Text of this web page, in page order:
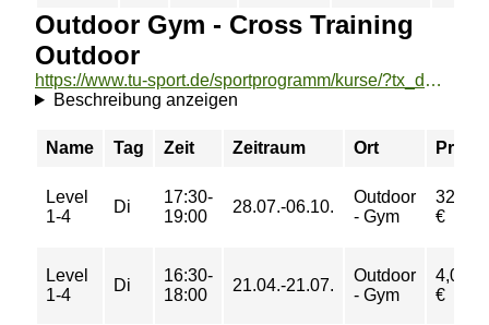
Outdoor Gym - Cross Training
Outdoor
https://www.tu-sport.de/sportprogramm/kurse/?tx_dwzeh_courses%5Baction%5D=show&tx_dwzeh_courses%5BsportsDescription%5D=1570&cHash=15b3be6dfad3a0bc6b11c879d441561a
Beschreibung anzeigen
Name Tag Zeit Zeitraum Ort Preis
Level
1-4
Di
17:30-
19:00
28.07.-06.10.
Outdoor
- Gym
32,00
€
Level
1-4
Di
16:30-
18:00
21.04.-21.07.
Outdoor
- Gym
4,00
€